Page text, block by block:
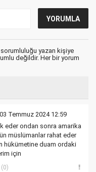
sorumluluğu yazan kişiye
değildir. Her bir yorum
Temmuz 2024 12:59
eder ondan sonra amarika
müslümanlar rahat eder
hükümetine duam ordaki
için
(0)